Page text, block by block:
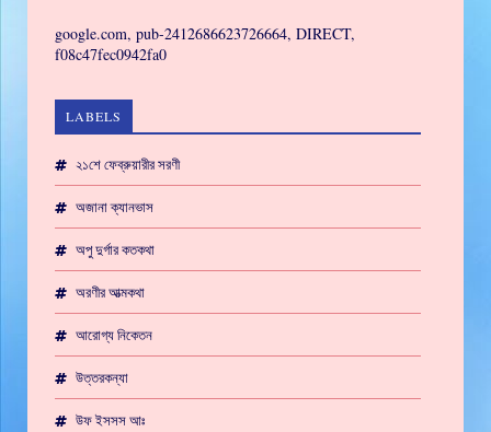
google.com, pub-2412686623726664, DIRECT,
f08c47fec0942fa0
LABELS
২১শে ফেব্রুয়ারীর সরণী
অজানা ক্যানভাস
অপু দুর্গার কতকথা
অরণীর আত্মকথা
আরোগ্য নিকেতন
উত্তরকন্যা
উফ ইসসস আঃ